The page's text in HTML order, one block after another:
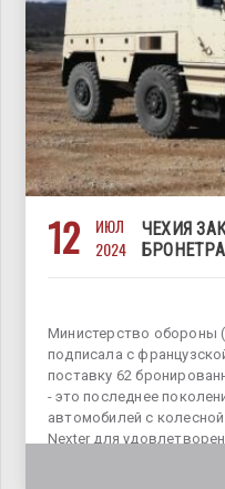
12
ИЮЛ
2024
ЧЕХИЯ
Министерство обороны
подписала с
поставку 62
- это последнее
автомобилей с
Nexter для